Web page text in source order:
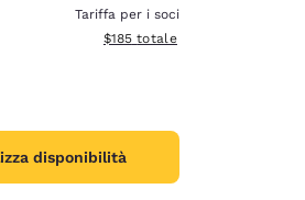
Tariffa per i soci
Visualizza i dettagli totali
$185 totale
disponibilità